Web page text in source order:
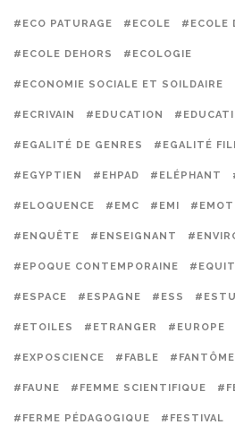
#ECO PATURAGE #ECOLE #ECOLE
#ECOLE DEHORS #ECOLOGIE
#ECONOMIE SOCIALE ET SOILDAIRE
#ECRIVAIN #EDUCATION
#EGALITÉ DE GENRES #EGALITÉ
#EGYPTIEN #EHPAD #ELÉPHANT
#ELOQUENCE #EMC #EMI
#ENQUÊTE #ENSEIGNANT
#EPOQUE CONTEMPORAINE
#ESPACE #ESPAGNE #ESS
#ETOILES #ETRANGER #EUROPE
#EXPOSCIENCE #FABLE #FANTÔME
#FAUNE #FEMME SCIENTIFIQUE
#FERME PÉDAGOGIQUE #FESTIVAL